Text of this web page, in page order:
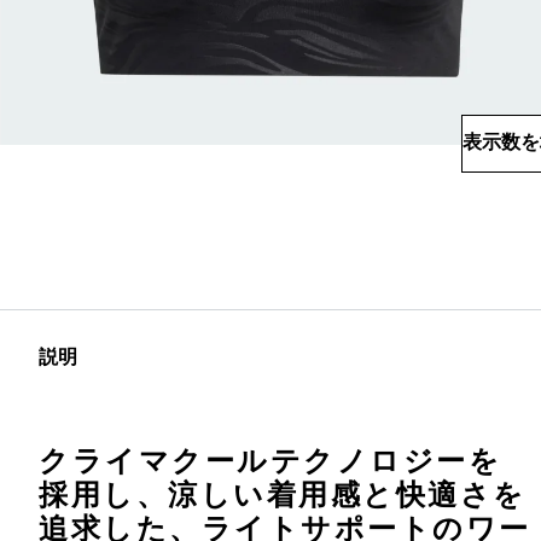
表示数
説明
クライマクールテクノロジーを
採用し、涼しい着用感と快適さを
追求した、ライトサポートのワー